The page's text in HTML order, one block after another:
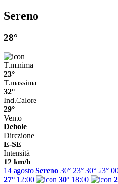
Sereno
28°
T.minima
23°
T.massima
32°
Ind.Calore
29°
Vento
Debole
Direzione
E-SE
Intensità
12 km/h
14 agosto Sereno 30° 23° 30° 23°
27° 12:00 30° 18:00